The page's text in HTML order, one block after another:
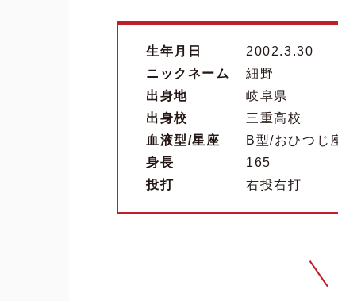
生年月日
2002.3.30
ニックネーム
細野
出身地
岐阜県
出身校
三重高校
血液型/星座
B型/おひつじ
身長
165
投打
右投右打